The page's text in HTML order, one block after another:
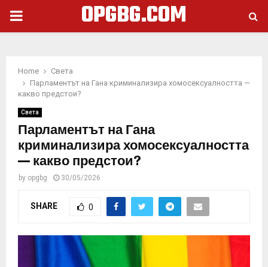
PRIMARY
OPGBG.COM
Home
Света
Парламентът на Гана криминализира хомосексуалността —
какво предстои?
Света
Парламентът на Гана
криминализира хомосексуалността
— какво предстои?
by opgbg 30/05/2026
SHARE 0